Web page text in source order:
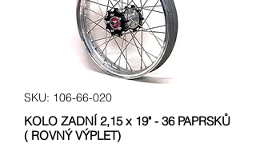
SKU: 106-66-020
KOLO ZADNÍ 2,15 x 19" - 36 PAPRSKŮ
( ROVNÝ VÝPLET)